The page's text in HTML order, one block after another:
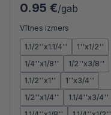
0.95 €/gab
Vītnes izmers
1.1/2''x1.1/4''
1''x1/2''
1/4''x1/8''
1/2''x3/8''
1.1/2''x1''
1''x3/4''
1/2''x1/4''
1.1/4''x3/4''